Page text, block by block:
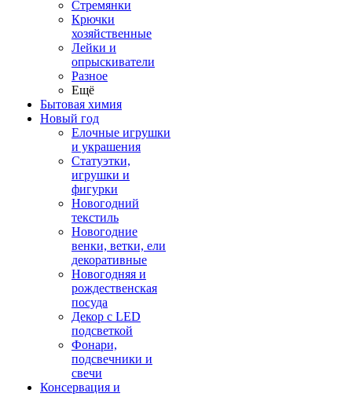
Стремянки
Крючки
хозяйственные
Лейки и
опрыскиватели
Разное
Ещё
Бытовая химия
Новый год
Елочные игрушки
и украшения
Статуэтки,
игрушки и
фигурки
Новогодний
текстиль
Новогодние
венки, ветки, ели
декоративные
Новогодняя и
рождественская
посуда
Декор с LED
подсветкой
Фонари,
подсвечники и
свечи
Консервация и